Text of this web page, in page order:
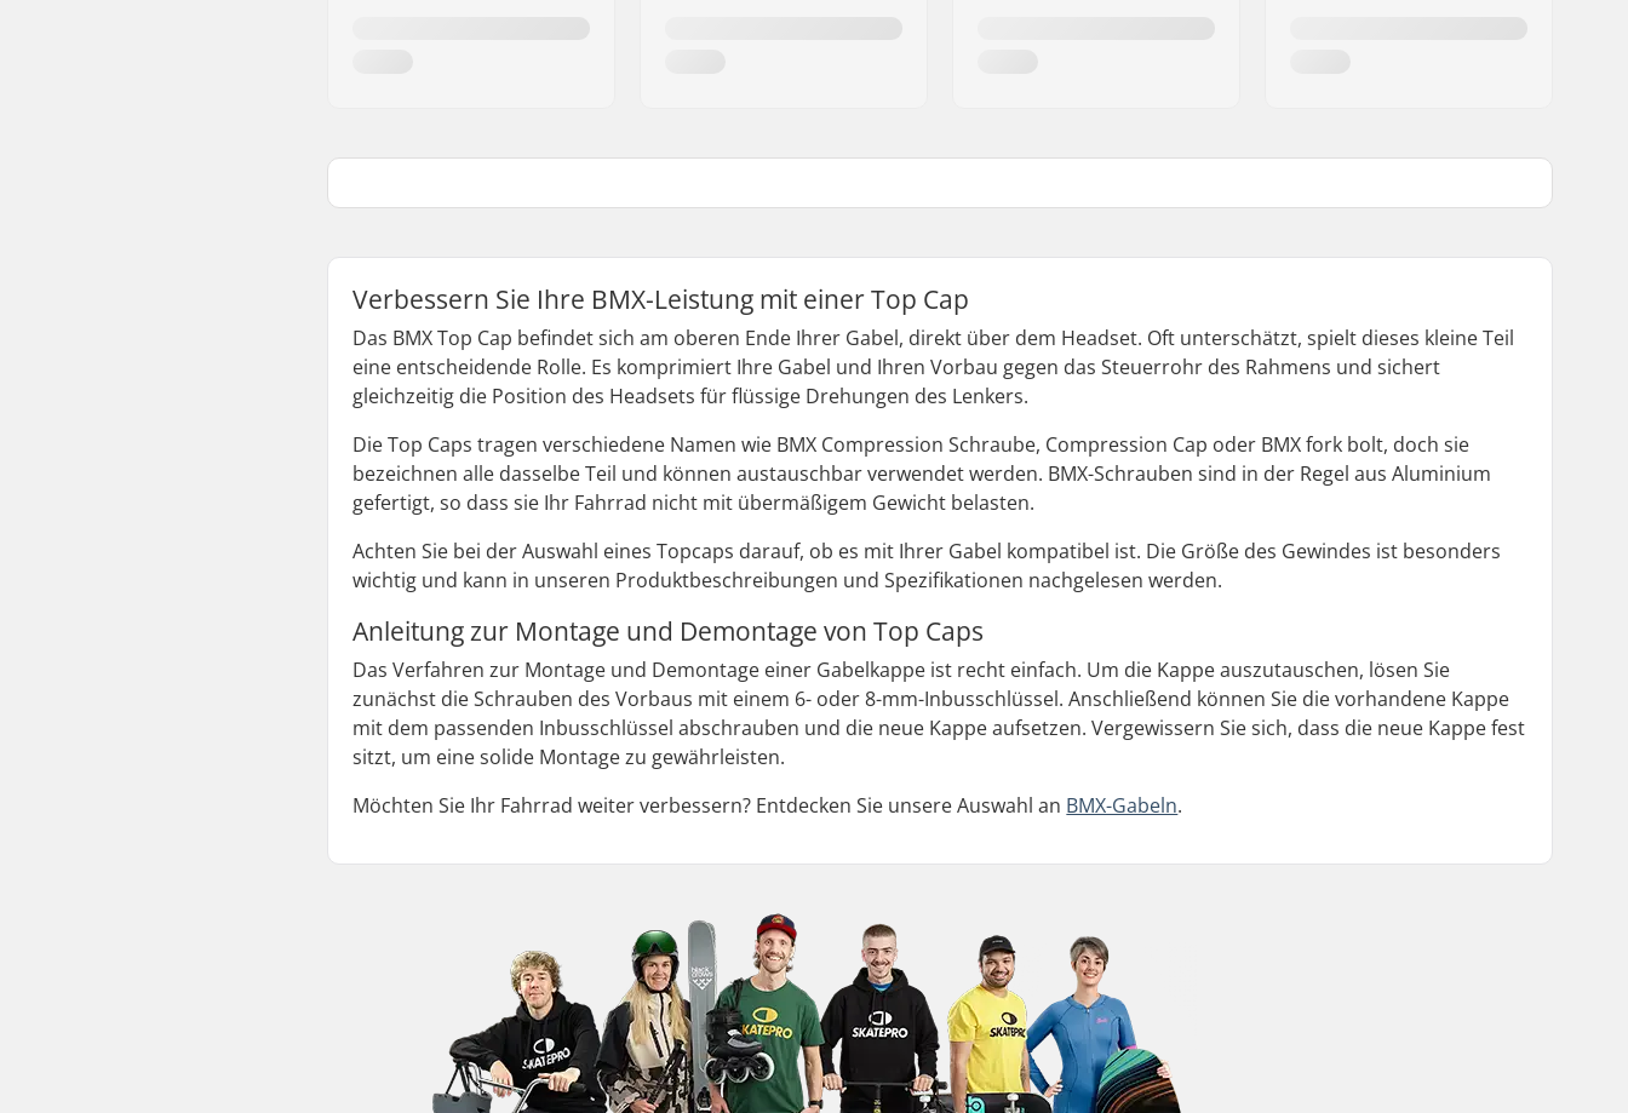
Verbessern Sie Ihre BMX-Leistung mit einer Top Cap
Das BMX Top Cap befindet sich am oberen Ende Ihrer Gabel, direkt über dem Headset. Oft unterschätzt, spielt dieses kleine Teil
eine entscheidende Rolle. Es komprimiert Ihre Gabel und Ihren Vorbau gegen das Steuerrohr des Rahmens und sichert
gleichzeitig die Position des Headsets für flüssige Drehungen des Lenkers.
Die Top Caps tragen verschiedene Namen wie BMX Compression Schraube, Compression Cap oder BMX fork bolt, doch sie
bezeichnen alle dasselbe Teil und können austauschbar verwendet werden. BMX-Schrauben sind in der Regel aus Aluminium
gefertigt, so dass sie Ihr Fahrrad nicht mit übermäßigem Gewicht belasten.
Achten Sie bei der Auswahl eines Topcaps darauf, ob es mit Ihrer Gabel kompatibel ist. Die Größe des Gewindes ist besonders
wichtig und kann in unseren Produktbeschreibungen und Spezifikationen nachgelesen werden.
Anleitung zur Montage und Demontage von Top Caps
Das Verfahren zur Montage und Demontage einer Gabelkappe ist recht einfach. Um die Kappe auszutauschen, lösen Sie
zunächst die Schrauben des Vorbaus mit einem 6- oder 8-mm-Inbusschlüssel. Anschließend können Sie die vorhandene Kappe
mit dem passenden Inbusschlüssel abschrauben und die neue Kappe aufsetzen. Vergewissern Sie sich, dass die neue Kappe fest
sitzt, um eine solide Montage zu gewährleisten.
Möchten Sie Ihr Fahrrad weiter verbessern? Entdecken Sie unsere Auswahl an BMX-Gabeln.